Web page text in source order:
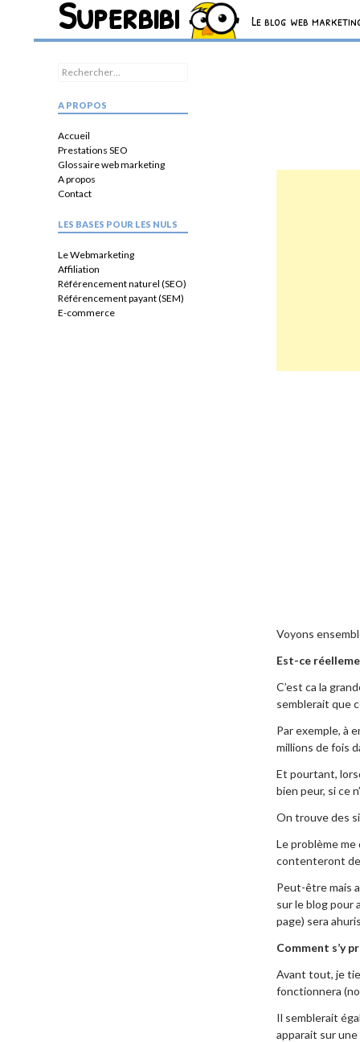
Superbibi Le blog web
Recherche
Voyons
Est-ce
C’est ca la
semblerait que
Par exemple, à
millions de fois
Et pourtant,
bien peur, si ce
On trouve des
Le problème
contenteront
Peut-être mais
sur le blog pour
page) sera
Comment s’y
Avant tout, je
fonctionnera
Il semblerait
apparait sur une
Rechercher :
A PROPOS
Accueil
Prestations SEO
Glossaire web marketing
A propos
Contact
LES BASES POUR LES NULS
Le Webmarketing
Affiliation
Référencement naturel (SEO)
Référencement payant (SEM)
E-commerce